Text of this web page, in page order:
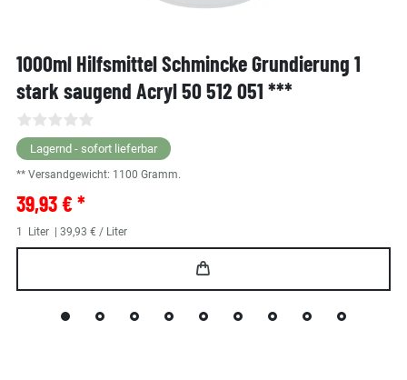
1000ml Hilfsmittel Schmincke Grundierung 1
stark saugend Acryl 50 512 051 ***
Lagernd - sofort lieferbar
** Versandgewicht: 1100 Gramm.
39,93 € *
1 Liter | 39,93 € / Liter